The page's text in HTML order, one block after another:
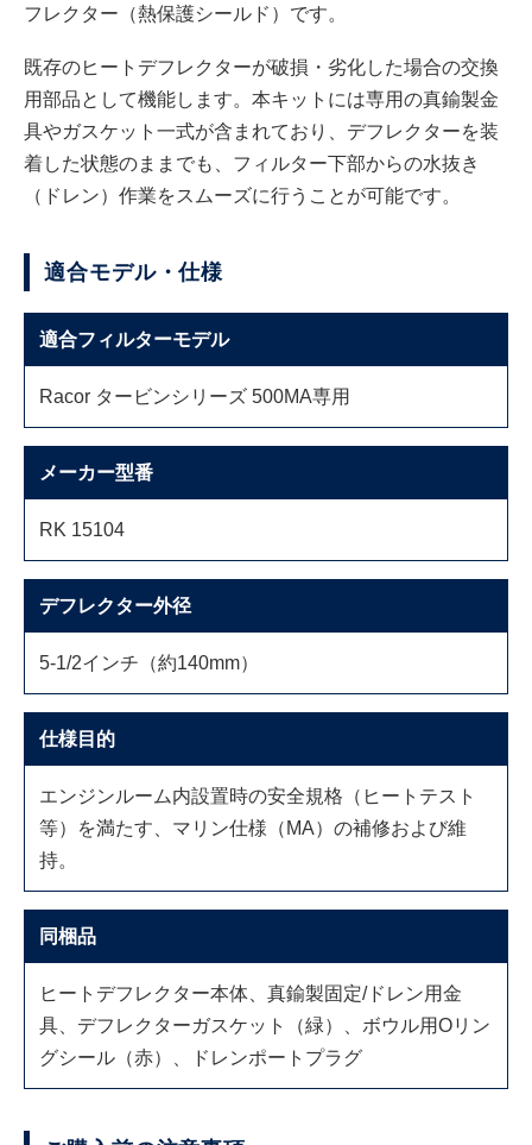
フレクター（熱保護シールド）です。
既存のヒートデフレクターが破損・劣化した場合の交換
用部品として機能します。本キットには専用の真鍮製金
具やガスケット一式が含まれており、デフレクターを装
着した状態のままでも、フィルター下部からの水抜き
（ドレン）作業をスムーズに行うことが可能です。
適合モデル・仕様
適合フィルターモデル
Racor タービンシリーズ 500MA専用
メーカー型番
RK 15104
デフレクター外径
5-1/2インチ（約140mm）
仕様目的
エンジンルーム内設置時の安全規格（ヒートテスト
等）を満たす、マリン仕様（MA）の補修および維
持。
同梱品
ヒートデフレクター本体、真鍮製固定/ドレン用金
具、デフレクターガスケット（緑）、ボウル用Oリン
グシール（赤）、ドレンポートプラグ